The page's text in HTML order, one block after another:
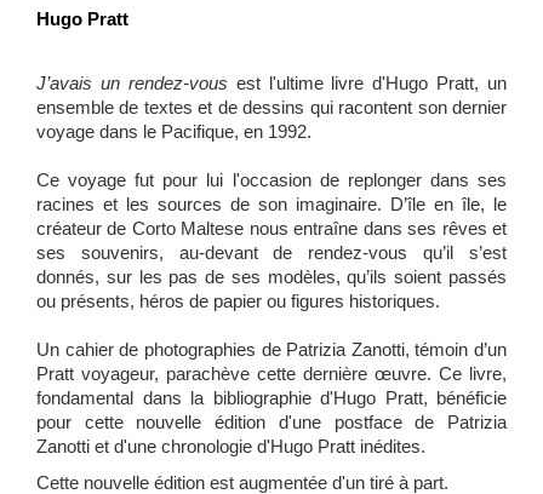
Hugo Pratt
J’avais un rendez-vous est l'ultime livre d'Hugo Pratt, un
ensemble de textes et de dessins qui racontent son dernier
voyage dans le Pacifique, en 1992.
Ce voyage fut pour lui l'occasion de replonger dans ses
racines et les sources de son imaginaire. D’île en île, le
créateur de Corto Maltese nous entraîne dans ses rêves et
ses souvenirs, au-devant de rendez-vous qu’il s’est
donnés, sur les pas de ses modèles, qu’ils soient passés
ou présents, héros de papier ou figures historiques.
Un cahier de photographies de Patrizia Zanotti, témoin d’un
Pratt voyageur, parachève cette dernière œuvre. Ce livre,
fondamental dans la bibliographie d'Hugo Pratt, bénéficie
pour cette nouvelle édition d'une postface de Patrizia
Zanotti et d'une chronologie d'Hugo Pratt inédites.
Cette nouvelle édition est augmentée d'un tiré à part.